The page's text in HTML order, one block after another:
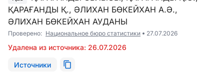
ҚАРАҒАНДЫ Қ., ӘЛИХАН БӨКЕЙХАН А.Ә.,
ӘЛИХАН БӨКЕЙХАН АУДАНЫ
Проверено: Национальное бюро статистики 27.07.2026
Удалена из источника: 26.07.2026
Источники